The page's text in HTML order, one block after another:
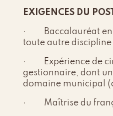
EXIGENCES DU
· Baccalauréat en
toute autre
· Expérience de
gestionnaire, dont
domaine municipal
· Maîtrise du